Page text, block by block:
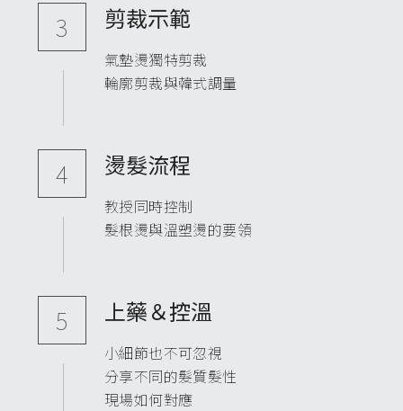
3 剪裁示範
氣墊燙獨特剪裁
輪廓剪裁與韓式調量
4 燙髮流程
教授同時控制
髮根燙與溫塑燙的要領
5 上藥＆控溫
小細節也不可忽視
分享不同的髮質髮性
現場如何對應